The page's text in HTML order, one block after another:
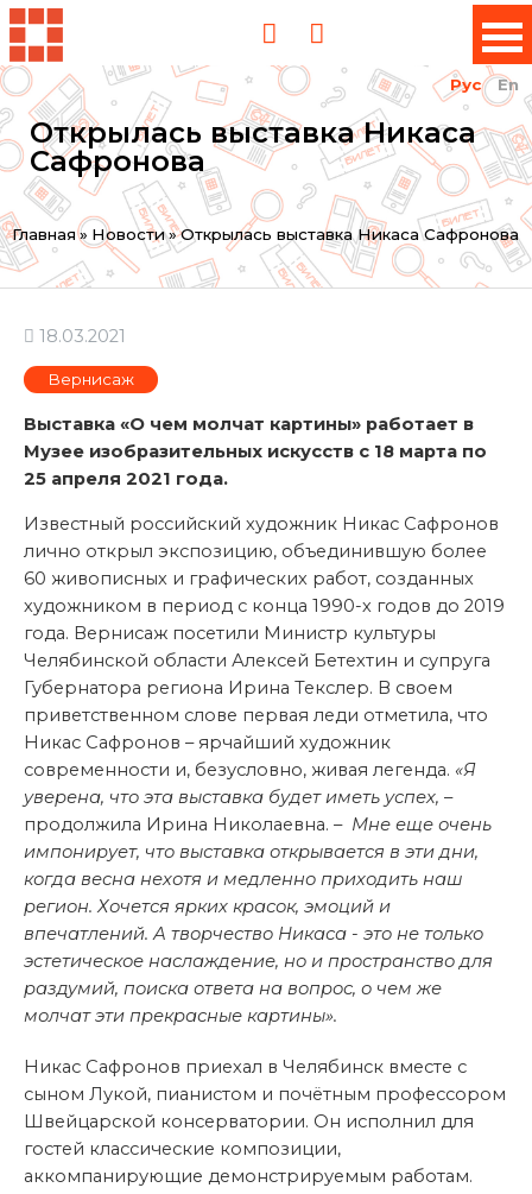
Рус En
Открылась выставка Никаса
Сафронова
Вы
здесь
Главная » Новости»Открылась выставка Никаса Сафронова
18.03.2021
Вернисаж
Выставка «О чем молчат картины» работает в
Музее изобразительных искусств с 18 марта по
25 апреля 2021 года.
Известный российский художник Никас Сафронов
лично открыл экспозицию, объединившую более
60 живописных и графических работ, созданных
художником в период с конца 1990-х годов до 2019
года. Вернисаж посетили Министр культуры
Челябинской области Алексей Бетехтин и супруга
Губернатора региона Ирина Текслер. В своем
приветственном слове первая леди отметила, что
Никас Сафронов – ярчайший художник
современности и, безусловно, живая легенда. «Я
уверена, что эта выставка будет иметь успех, –
продолжила Ирина Николаевна. – Мне еще очень
импонирует, что выставка открывается в эти дни,
когда весна нехотя и медленно приходить наш
регион. Хочется ярких красок, эмоций и
впечатлений. А творчество Никаса - это не только
эстетическое наслаждение, но и пространство для
раздумий, поиска ответа на вопрос, о чем же
молчат эти прекрасные картины».
Никас Сафронов приехал в Челябинск вместе с
сыном Лукой, пианистом и почётным профессором
Швейцарской консерватории. Он исполнил для
гостей классические композиции,
аккомпанирующие демонстрируемым работам.